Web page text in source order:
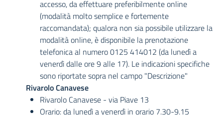
accesso, da effettuare preferibilmente online
(modalità molto semplice e fortemente
raccomandata); qualora non sia possibile utilizzare la
modalità online, è disponibile la prenotazione
telefonica al numero 0125 414012 (da lunedì a
venerdì dalle ore 9 alle 17). Le indicazioni specifiche
sono riportate sopra nel campo "Descrizione"
Rivarolo Canavese
Rivarolo Canavese - via Piave 13
Orario: da lunedì a venerdì in orario 7.30-9.15